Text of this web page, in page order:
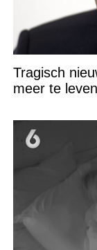
Tragisch
meer te leven